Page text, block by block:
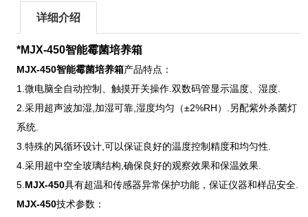
详细介绍
*MJX-450智能霉菌培养箱
MJX-450智能霉菌培养箱产品特点：
1.微电脑全自动控制、触摸开关操作.双数码管显示温度、湿度.
2.采用超声波加湿,加湿可靠,湿度均匀（±2%RH）.另配紫外杀菌灯
系统.
3.特殊的风循环设计,可以保证良好的温度控制精度和均匀性.
4.采用超中空全玻璃结构,确保良好的观察效果和保温效果.
5. MJX-450具有超温和传感器异常保护功能，保证仪器和样品安全.
MJX-450技术参数：